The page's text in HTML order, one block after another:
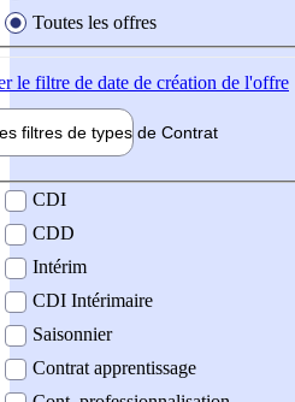
Toutes les offres
le filtre de date de création de l'offre
filtres de types de Contrat
contrat
CDI
CDD
Intérim
CDI Intérimaire
Saisonnier
Contrat apprentissage